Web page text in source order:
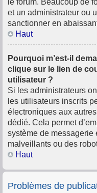
le forum. Beaucoup de
et un administrateur ou
sanctionner en
Haut
Pourquoi m’est-il
clique sur le lien de
utilisateur ?
Si les administrateurs
les utilisateurs inscrits
électroniques aux
dédié. Cela permet
système de
malveillants ou des
Haut
Problèmes de